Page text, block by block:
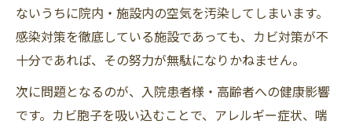
ないうちに院内・施設内の空気を汚染してしまいます。
感染対策を徹底している施設であっても、カビ対策が不
十分であれば、その努力が無駄になりかねません。
次に問題となるのが、入院患者様・高齢者への健康影響
です。カビ胞子を吸い込むことで、アレルギー症状、喘